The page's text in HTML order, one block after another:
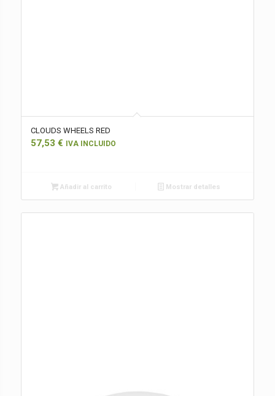
CLOUDS WHEELS RED
57,53 € IVA INCLUIDO
Añadir al carrito Mostrar detalles